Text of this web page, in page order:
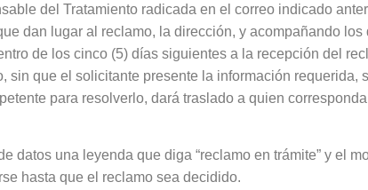
del Tratamiento radicada en el correo indicado
dan lugar al reclamo, la dirección, y acompañando
de los cinco (5) días siguientes a la recepción del
que el solicitante presente la información requerida,
para resolverlo, dará traslado a quien
datos una leyenda que diga “reclamo en trámite” y el
hasta que el reclamo sea decidido.